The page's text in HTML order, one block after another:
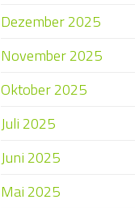
Dezember 2025
November 2025
Oktober 2025
Juli 2025
Juni 2025
Mai 2025